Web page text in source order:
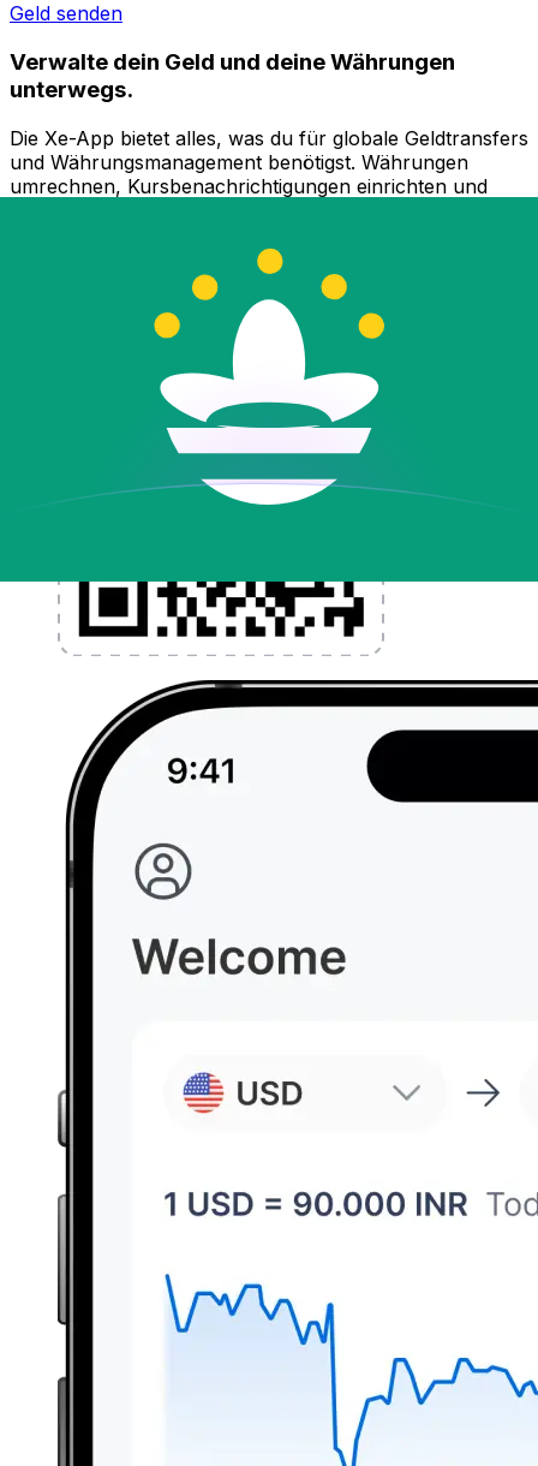
Geld senden
Verwalte dein Geld und deine Währungen
unterwegs.
Die Xe-App bietet alles, was du für globale Geldtransfers
und Währungsmanagement benötigst. Währungen
umrechnen, Kursbenachrichtigungen einrichten und